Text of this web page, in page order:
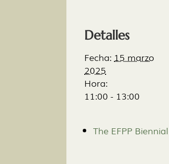
Detalles
Fecha: 15 marzo
2025
Hora:
11:00 - 13:00
The EFPP